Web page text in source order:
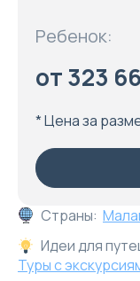
Страны:
Идеи для
Туры с
Ребенок:
от 323
* Цена за